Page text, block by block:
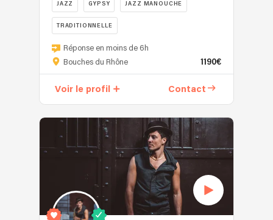
JAZZ GYPSY JAZZ MANOUCHE
TRADITIONNELLE
Réponse en moins de 6h
Bouches du Rhône
1190€
Voir le profil Contact